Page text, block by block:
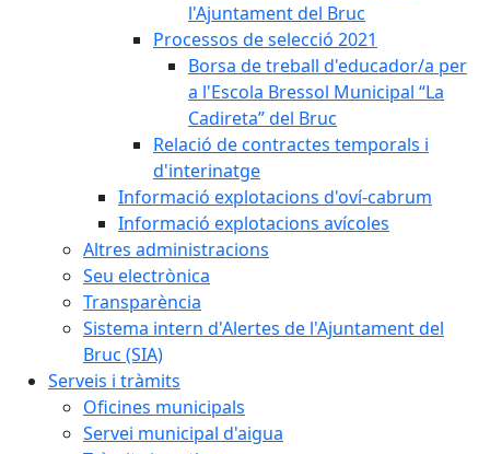
l'Ajuntament del Bruc
Processos de selecció 2021
Borsa de treball d'educador/a per
a l'Escola Bressol Municipal “La
Cadireta” del Bruc
Relació de contractes temporals i
d'interinatge
Informació explotacions d'oví-cabrum
Informació explotacions avícoles
Altres administracions
Seu electrònica
Transparència
Sistema intern d'Alertes de l'Ajuntament del
Bruc (SIA)
Serveis i tràmits
Oficines municipals
Servei municipal d'aigua